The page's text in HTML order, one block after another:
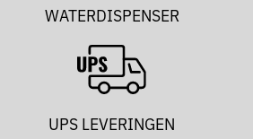
WATERDISPENSER
UPS LEVERINGEN